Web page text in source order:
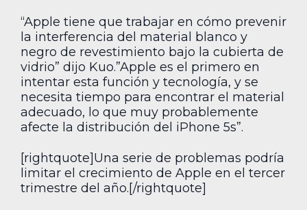
“Apple tiene que trabajar en cómo prevenir
la interferencia del material blanco y
negro de revestimiento bajo la cubierta de
vidrio” dijo Kuo.”Apple es el primero en
intentar esta función y tecnología, y se
necesita tiempo para encontrar el material
adecuado, lo que muy probablemente
afecte la distribución del iPhone 5s”.
[rightquote]Una serie de problemas podría
limitar el crecimiento de Apple en el tercer
trimestre del año.[/rightquote]